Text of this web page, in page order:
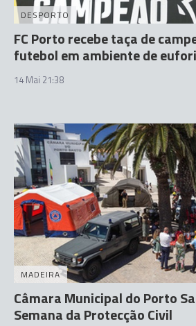
DESPORTO
FC Porto recebe taça de
futebol em ambiente de
14 Mai 21:38
MADEIRA
Câmara Municipal do Porto
Semana da Protecção Civil